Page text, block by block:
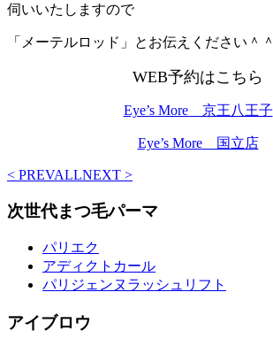
伺いいたしますので
「メーテルロッド」とお伝えください＾＾
WEB予約はこちら
Eye’s More 京王八王子
Eye’s More 国立店
< PREVALLNEXT >
次世代まつ毛パーマ
パリエク
アディクトカール
パリジェンヌラッシュリフト
アイブロウ